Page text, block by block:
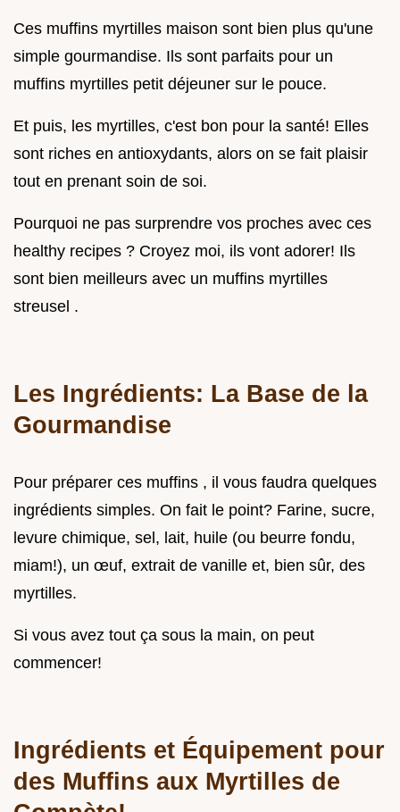
Ces muffins myrtilles maison sont bien plus qu'une
simple gourmandise. Ils sont parfaits pour un
muffins myrtilles petit déjeuner sur le pouce.
Et puis, les myrtilles, c'est bon pour la santé! Elles
sont riches en antioxydants, alors on se fait plaisir
tout en prenant soin de soi.
Pourquoi ne pas surprendre vos proches avec ces
healthy recipes ? Croyez moi, ils vont adorer! Ils
sont bien meilleurs avec un muffins myrtilles
streusel .
Les Ingrédients: La Base de la
Gourmandise
Pour préparer ces muffins , il vous faudra quelques
ingrédients simples. On fait le point? Farine, sucre,
levure chimique, sel, lait, huile (ou beurre fondu,
miam!), un œuf, extrait de vanille et, bien sûr, des
myrtilles.
Si vous avez tout ça sous la main, on peut
commencer!
Ingrédients et Équipement pour
des Muffins aux Myrtilles de